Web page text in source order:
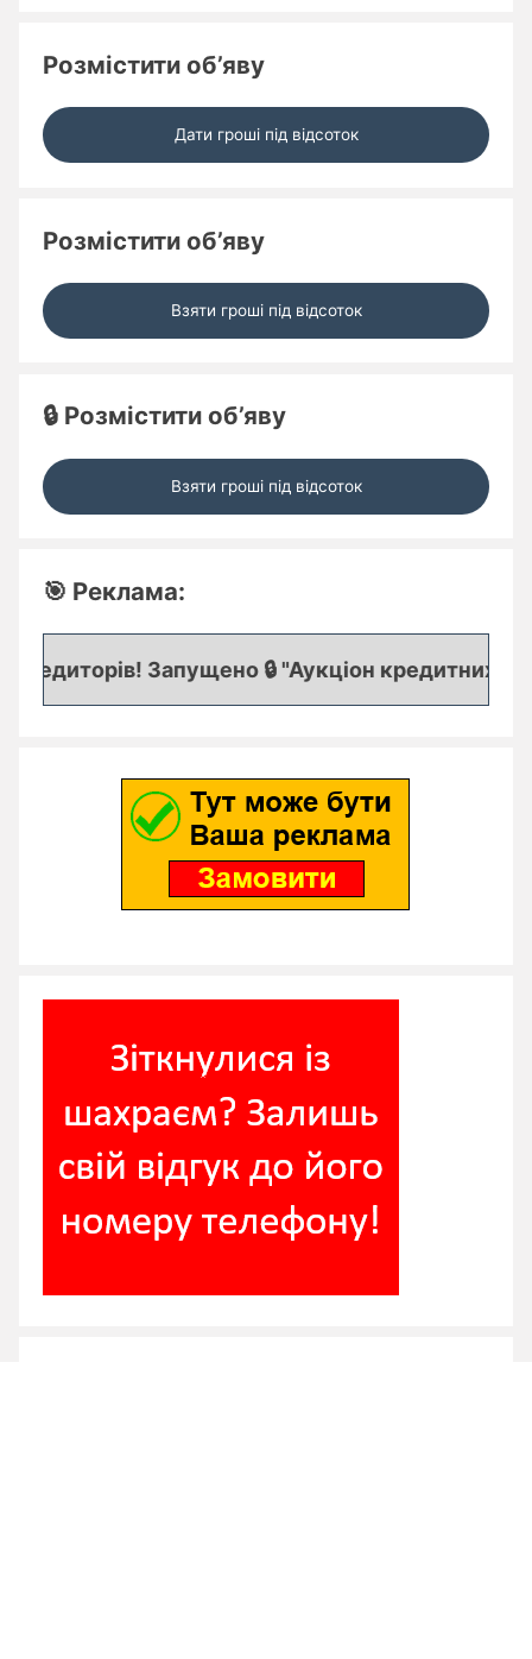
Розмістити об’яву
Дати гроші під відсоток
Розмістити об’яву
Взяти гроші під відсоток
🔒 Розмістити об’яву
Взяти гроші під відсоток
🎯 Реклама:
Запущено 🔒 "Аукціон кредитних